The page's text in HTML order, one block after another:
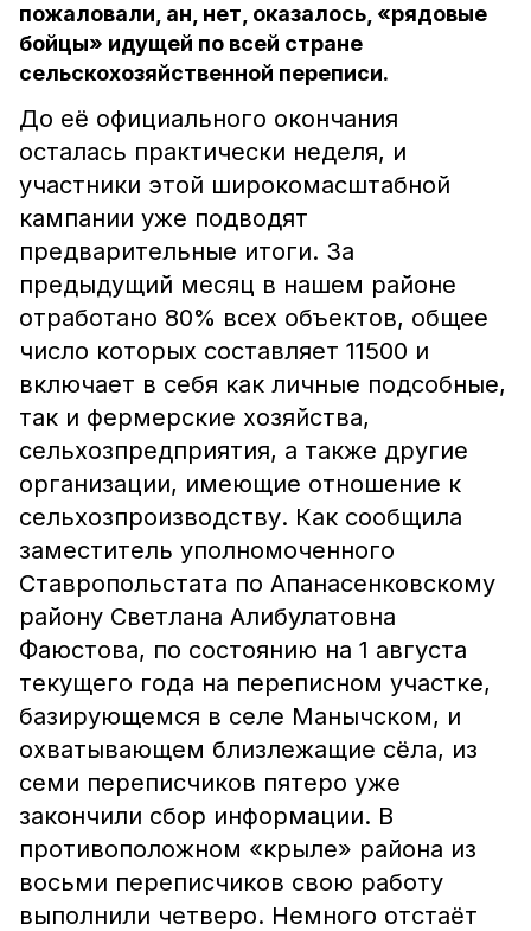
пожаловали, ан, нет, оказалось, «рядовые
бойцы» идущей по всей стране
сельскохозяйственной переписи.
До её официального окончания
осталась практически неделя, и
участники этой широкомасштабной
кампании уже подводят
предварительные итоги. За
предыдущий месяц в нашем районе
отработано 80% всех объектов, общее
число которых составляет 11500 и
включает в себя как личные подсобные,
так и фермерские хозяйства,
сельхозпредприятия, а также другие
организации, имеющие отношение к
сельхозпроизводству. Как сообщила
заместитель уполномоченного
Ставропольстата по Апанасенковскому
району Светлана Алибулатовна
Фаюстова, по состоянию на 1 августа
текущего года на переписном участке,
базирующемся в селе Манычском, и
охватывающем близлежащие сёла, из
семи переписчиков пятеро уже
закончили сбор информации. В
противоположном «крыле» района из
восьми переписчиков свою работу
выполнили четверо. Немного отстаёт